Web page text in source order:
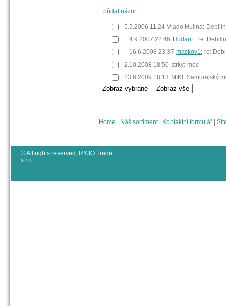
přidat názor
5.5.2006 11:24 Vlado Hulina:
4.9.2007 22:46 HodanL: re:
16.6.2008 23:37 maskov1: re:
2.10.2008 18:50 strky: mec
23.6.2009 18:13 MIKI: Samurajský
Home | Náš sortiment | Kontaktní formulář |
© All rights reserved, RYJO Trade
s.r.o.